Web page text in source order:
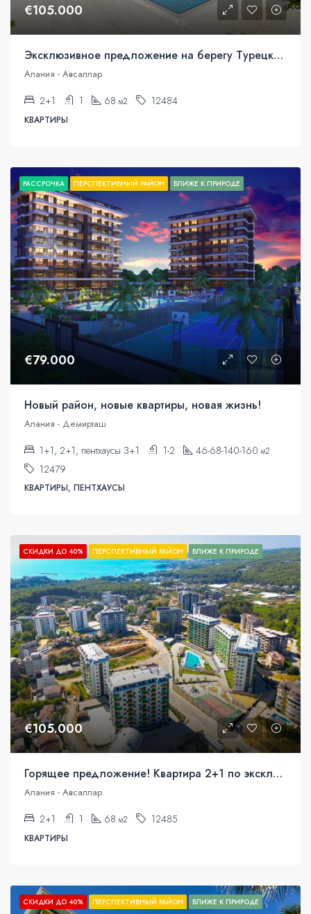
€105.000
Эксклюзивное предложение на берегу Турецкой Ривьеры!
Алания - Авсаллар
2+1 1 68 м2 12484
КВАРТИРЫ
РАССРОЧКА ПЕРСПЕКТИВНЫЙ РАЙОН БЛИЖЕ К ПРИРОДЕ
€79.000
Новый район, новые квартиры, новая жизнь!
Алания - Демирташ
1+1, 2+1, пентхаусы 3+1 1-2 46-68-140-160 м2
12479
КВАРТИРЫ, ПЕНТХАУСЫ
СКИДКИ ДО 40% ПЕРСПЕКТИВНЫЙ РАЙОН БЛИЖЕ К ПРИРОДЕ
€105.000
Горящее предложение! Квартира 2+1 по эксклюзивной цене
Алания - Авсаллар
2+1 1 68 м2 12485
КВАРТИРЫ
СКИДКИ ДО 40% ПЕРСПЕКТИВНЫЙ РАЙОН БЛИЖЕ К ПРИРОДЕ